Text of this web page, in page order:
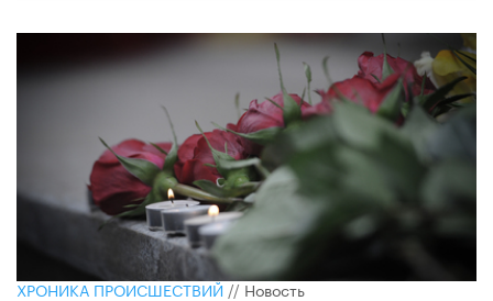
ХРОНИКА ПРОИСШЕСТВИЙ//Новость